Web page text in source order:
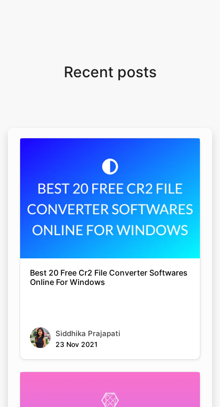
Recent posts
Best 20 Free Cr2 File Converter Softwares
Online For Windows
Siddhika Prajapati
23 Nov 2021